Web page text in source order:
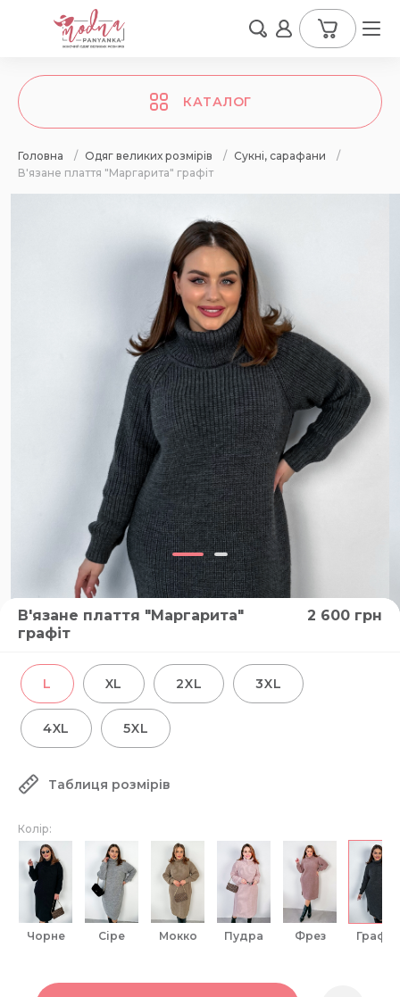
КАТАЛОГ
Головна / Одяг великих розмірів / Сукні, сарафани
/
В'язане плаття "Маргарита" графіт
В'язане плаття "Маргарита"
графіт
2 600 грн
L XL 2XL 3XL
4XL 5XL
Таблиця розмірів
Колір:
чорне сіре мокко пудра фрез графіт